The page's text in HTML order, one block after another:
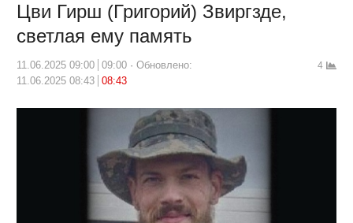
Цви Гирш (Григорий) Звиргзде,
светлая ему память
11.06.2025 09:00 09:00
Обновлено:
11.06.2025 08:43
08:43
4